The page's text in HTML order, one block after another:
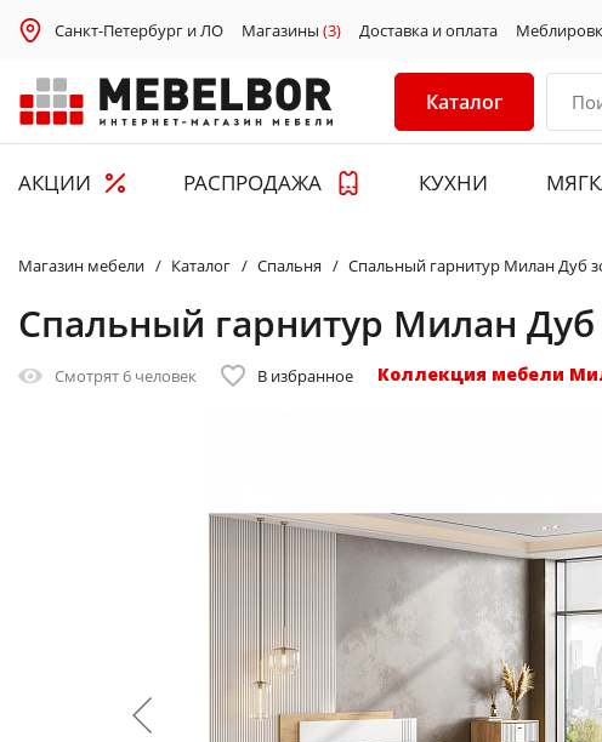
Санкт-Петербург и ЛО Магазины (3) Доставка и оплата
Каталог
АКЦИИ РАСПРОДАЖА КУХНИ
Магазин мебели Каталог Спальня Спальный гарнитур Милан Дуб
Спальный гарнитур Милан
Смотрят6 человек В избранное Коллекция мебели